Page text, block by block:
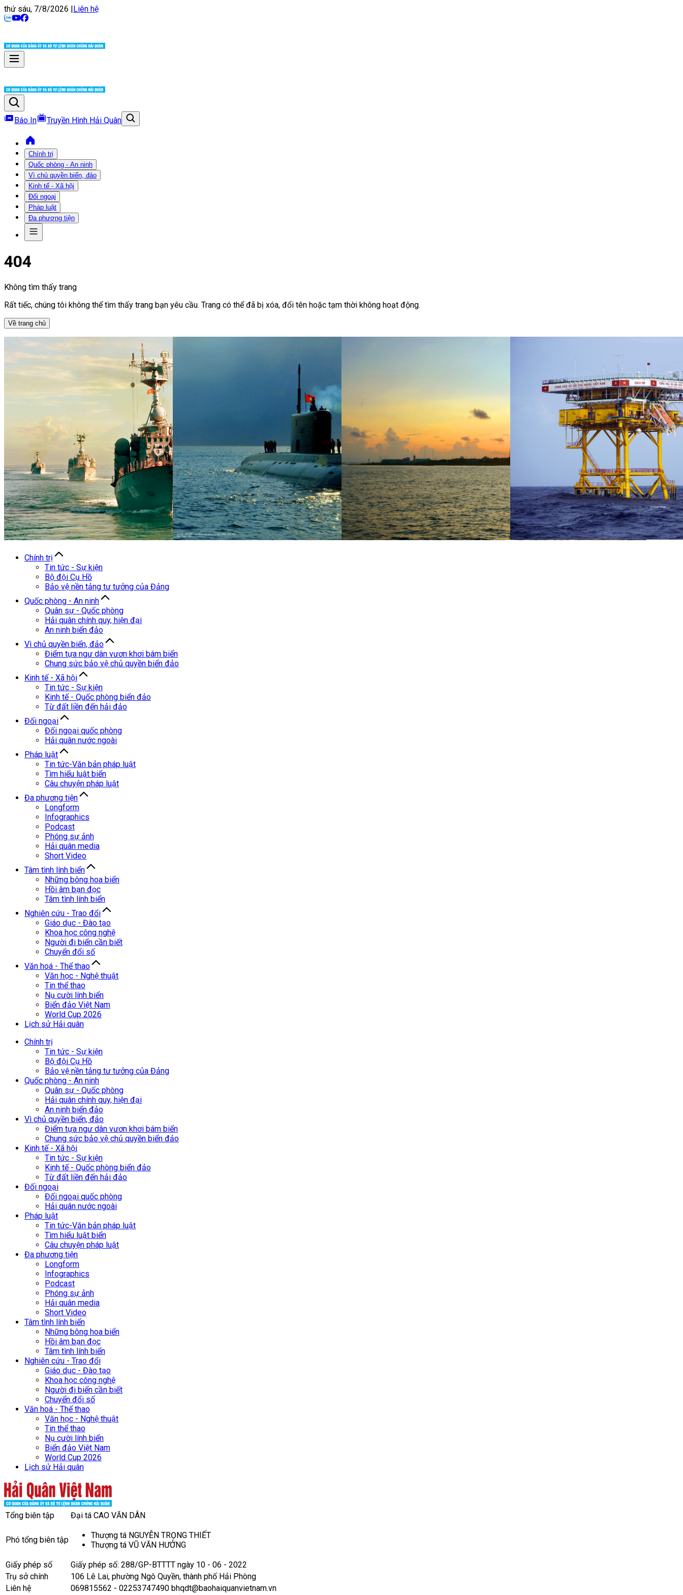
thứ sáu, 7/8/2026 |Liên hệ
Báo In Truyền Hình Hải Quân
Chính trị
Quốc phòng - An ninh
Vì chủ quyền biển, đảo
Kinh tế - Xã hội
Đối ngoại
Pháp luật
Đa phương tiện
404
Không tìm thấy trang
Rất tiếc, chúng tôi không thể tìm thấy trang bạn yêu cầu. Trang có thể đã bị xóa, đổi tên hoặc tạm thời không hoạt động.
Về trang chủ
Chính trị
Tin tức - Sự kiện
Bộ đội Cụ Hồ
Bảo vệ nền tảng tư tưởng của Đảng
Quốc phòng - An ninh
Quân sự - Quốc phòng
Hải quân chính quy, hiện đại
An ninh biển đảo
Vì chủ quyền biển, đảo
Điểm tựa ngư dân vươn khơi bám biển
Chung sức bảo vệ chủ quyền biển đảo
Kinh tế - Xã hội
Tin tức - Sự kiện
Kinh tế - Quốc phòng biển đảo
Từ đất liền đến hải đảo
Đối ngoại
Đối ngoại quốc phòng
Hải quân nước ngoài
Pháp luật
Tin tức-Văn bản pháp luật
Tìm hiểu luật biển
Câu chuyện pháp luật
Đa phương tiện
Longform
Infographics
Podcast
Phóng sự ảnh
Hải quân media
Short Video
Tâm tình lính biển
Những bông hoa biển
Hồi âm bạn đọc
Tâm tình lính biển
Nghiên cứu - Trao đổi
Giáo dục - Đào tạo
Khoa học công nghệ
Người đi biển cần biết
Chuyển đổi số
Văn hoá - Thể thao
Văn học - Nghệ thuật
Tin thể thao
Nụ cười lính biển
Biển đảo Việt Nam
World Cup 2026
Lịch sử Hải quân
Chính trị
Tin tức - Sự kiện
Bộ đội Cụ Hồ
Bảo vệ nền tảng tư tưởng của Đảng
Quốc phòng - An ninh
Quân sự - Quốc phòng
Hải quân chính quy, hiện đại
An ninh biển đảo
Vì chủ quyền biển, đảo
Điểm tựa ngư dân vươn khơi bám biển
Chung sức bảo vệ chủ quyền biển đảo
Kinh tế - Xã hội
Tin tức - Sự kiện
Kinh tế - Quốc phòng biển đảo
Từ đất liền đến hải đảo
Đối ngoại
Đối ngoại quốc phòng
Hải quân nước ngoài
Pháp luật
Tin tức-Văn bản pháp luật
Tìm hiểu luật biển
Câu chuyện pháp luật
Đa phương tiện
Longform
Infographics
Podcast
Phóng sự ảnh
Hải quân media
Short Video
Tâm tình lính biển
Những bông hoa biển
Hồi âm bạn đọc
Tâm tình lính biển
Nghiên cứu - Trao đổi
Giáo dục - Đào tạo
Khoa học công nghệ
Người đi biển cần biết
Chuyển đổi số
Văn hoá - Thể thao
Văn học - Nghệ thuật
Tin thể thao
Nụ cười lính biển
Biển đảo Việt Nam
World Cup 2026
Lịch sử Hải quân
Tổng biên tập Đại tá CAO VĂN DÂN
Phó tổng biên tập
Thượng tá NGUYỄN TRỌNG THIẾT
Thượng tá VŨ VĂN HƯỞNG
Giấy phép số
Giấy phép số: 288/GP-BTTTT ngày 10 - 06 - 2022
Trụ sở chính
106 Lê Lai, phường Ngô Quyền, thành phố Hải Phòng
Liên hệ
069815562 - 02253747490 bhqdt@baohaiquanvietnam.vn